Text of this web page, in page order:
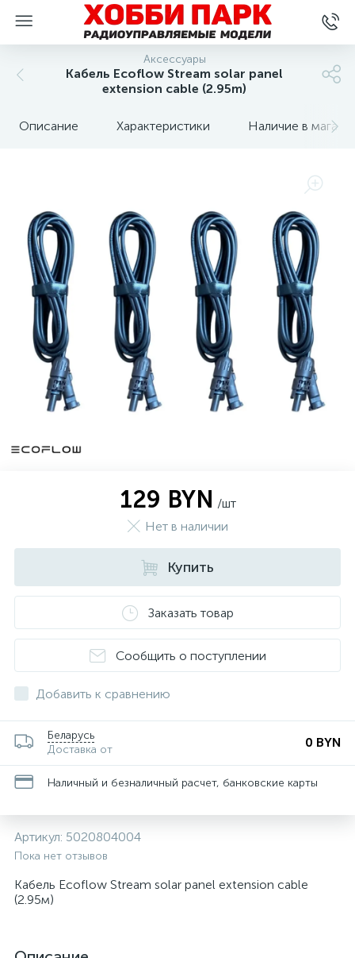
Аксессуары
Кабель Ecoflow Stream solar panel
extension cable (2.95m)
Описание Характеристики Наличие в
129 BYN /шт
Нет в наличии
Купить
Заказать товар
Сообщить о поступлении
Добавить к сравнению
Беларусь
Доставка от
0 BYN
Наличный и безналичный расчет, банковские карты
Артикул: 5020804004
Пока нет отзывов
Кабель Ecoflow Stream solar panel extension cable
(2.95м)